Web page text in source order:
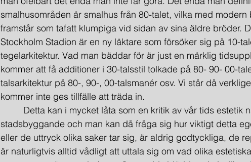
smalhusområden är smalhus från 80-talet, vilka med
framstår som tafatt klumpiga vid sidan av sina äldre bröder.
Stockholm Stadion är en ny läktare som försöker sig på 10-
tegelarkitektur. Vad man bäddar för är just en märklig
kommer att få additioner i 30-talsstil tolkade på 80- 90- 00-
talsarkitektur på 80-, 90-, 00-talsmanér osv. Vi står då
kommer inte ges tillfälle att träda in.
Detta kan i mycket låta som en kritik av vår tids estetik
stadsbyggande och man kan då fråga sig hur viktigt detta
eller de uttryck olika saker tar sig, är aldrig godtyckliga, de
är naturligtvis alltid vådligt att uttala sig om vad olika